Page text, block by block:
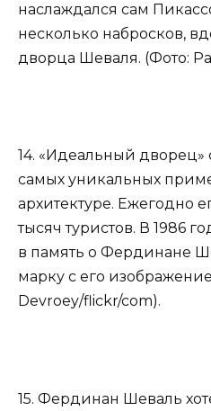
наслаждался сам
несколько набросков,
дворца Шеваля. (Фото:
14. «Идеальный дворец»
самых уникальных
архитектуре. Ежегодно
тысяч туристов. В 1986
в память о Фердинане
марку с его
Devroey/flickr/com).
15. Фердинан Шеваль